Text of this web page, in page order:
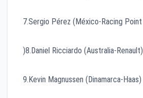
7.Sergio Pérez (México-Racing Point
)8.Daniel Ricciardo (Australia-Renault)
9.Kevin Magnussen (Dinamarca-Haas)